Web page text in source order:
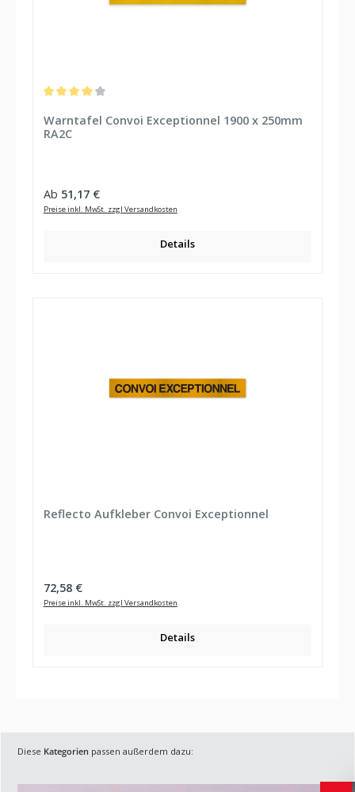
Warntafel Convoi Exceptionnel 1900 x 250mm
RA2C
Regulärer Preis:
Ab 51,17 €
Preise inkl. MwSt. zzgl Versandkosten
Details
Reflecto Aufkleber Convoi Exceptionnel
Regulärer Preis:
72,58 €
Preise inkl. MwSt. zzgl Versandkosten
Details
Diese Kategorien passen außerdem dazu: